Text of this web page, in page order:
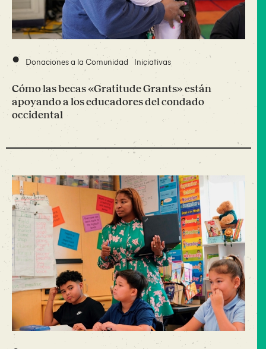
• Donaciones a la Comunidad Iniciativas
Cómo las becas «Gratitude Grants» están
apoyando a los educadores del condado
occidental